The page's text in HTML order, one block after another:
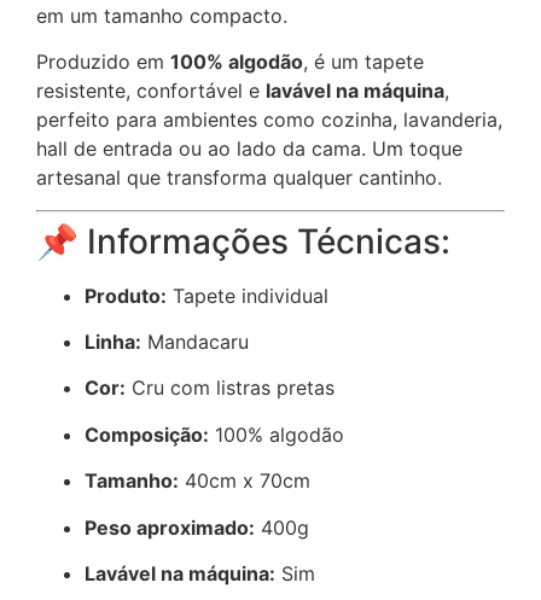
em um tamanho compacto.
Produzido em 100% algodão, é um tapete
resistente, confortável e lavável na máquina,
perfeito para ambientes como cozinha, lavanderia,
hall de entrada ou ao lado da cama. Um toque
artesanal que transforma qualquer cantinho.
📌 Informações Técnicas:
Produto: Tapete individual
Linha: Mandacaru
Cor: Cru com listras pretas
Composição: 100% algodão
Tamanho: 40cm x 70cm
Peso aproximado: 400g
Lavável na máquina: Sim